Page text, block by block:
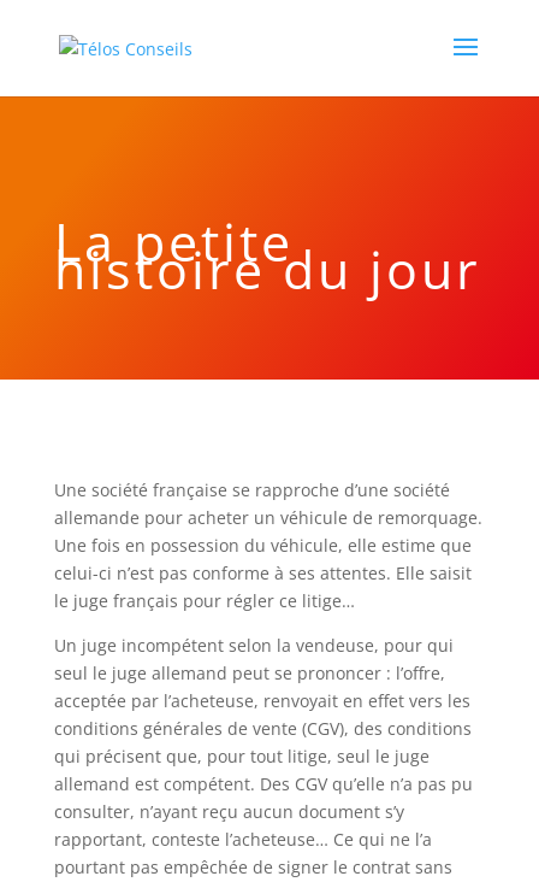
La petite
histoire du jour
Une société française se rapproche d’une société
allemande pour acheter un véhicule de remorquage.
Une fois en possession du véhicule, elle estime que
celui-ci n’est pas conforme à ses attentes. Elle saisit
le juge français pour régler ce litige…
Un juge incompétent selon la vendeuse, pour qui
seul le juge allemand peut se prononcer : l’offre,
acceptée par l’acheteuse, renvoyait en effet vers les
conditions générales de vente (CGV), des conditions
qui précisent que, pour tout litige, seul le juge
allemand est compétent. Des CGV qu’elle n’a pas pu
consulter, n’ayant reçu aucun document s’y
rapportant, conteste l’acheteuse… Ce qui ne l’a
pourtant pas empêchée de signer le contrat sans